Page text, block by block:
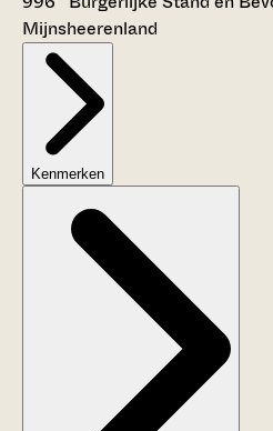
Mijnsheerenland
Kenmerken